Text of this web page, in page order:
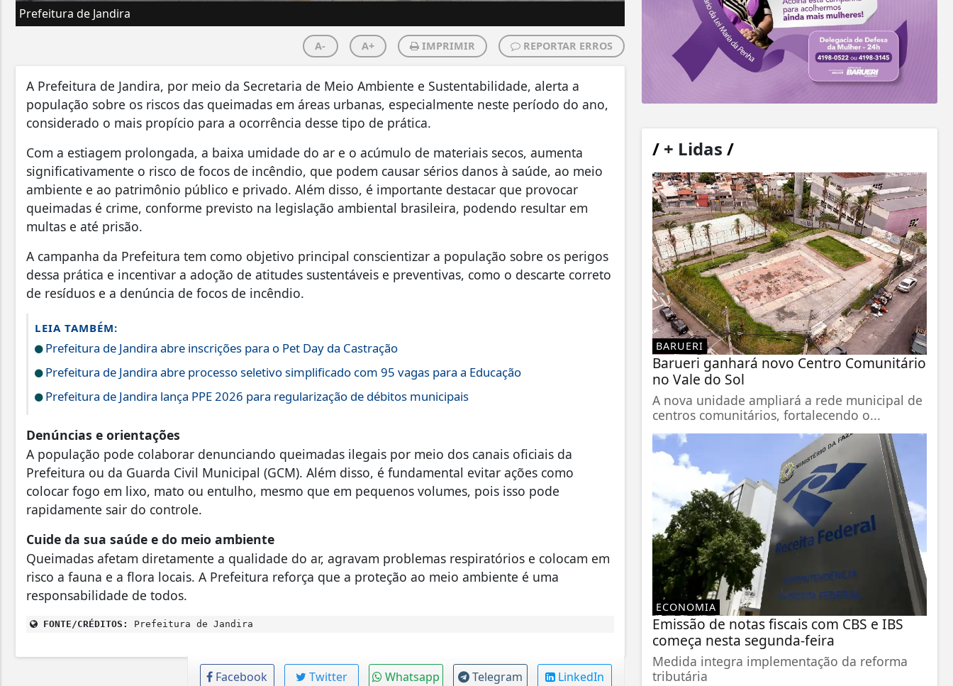
Prefeitura de Jandira
A- A+ IMPRIMIR REPORTAR ERROS
A Prefeitura de Jandira, por meio da Secretaria de Meio Ambiente e Sustentabilidade, alerta a
população sobre os riscos das queimadas em áreas urbanas, especialmente neste período do ano,
considerado o mais propício para a ocorrência desse tipo de prática.
Com a estiagem prolongada, a baixa umidade do ar e o acúmulo de materiais secos, aumenta
significativamente o risco de focos de incêndio, que podem causar sérios danos à saúde, ao meio
ambiente e ao patrimônio público e privado. Além disso, é importante destacar que provocar
queimadas é crime, conforme previsto na legislação ambiental brasileira, podendo resultar em
multas e até prisão.
A campanha da Prefeitura tem como objetivo principal conscientizar a população sobre os perigos
dessa prática e incentivar a adoção de atitudes sustentáveis e preventivas, como o descarte correto
de resíduos e a denúncia de focos de incêndio.
LEIA TAMBÉM:
Prefeitura de Jandira abre inscrições para o Pet Day da Castração
Prefeitura de Jandira abre processo seletivo simplificado com 95 vagas para a Educação
Prefeitura de Jandira lança PPE 2026 para regularização de débitos municipais
Denúncias e orientações
A população pode colaborar denunciando queimadas ilegais por meio dos canais oficiais da
Prefeitura ou da Guarda Civil Municipal (GCM). Além disso, é fundamental evitar ações como
colocar fogo em lixo, mato ou entulho, mesmo que em pequenos volumes, pois isso pode
rapidamente sair do controle.
Cuide da sua saúde e do meio ambiente
Queimadas afetam diretamente a qualidade do ar, agravam problemas respiratórios e colocam em
risco a fauna e a flora locais. A Prefeitura reforça que a proteção ao meio ambiente é uma
responsabilidade de todos.
FONTE/CRÉDITOS: Prefeitura de Jandira
Facebook Twitter Whatsapp Telegram LinkedIn
/+ Lidas /
BARUERI
Barueri ganhará novo Centro Comunitário
no Vale do Sol
A nova unidade ampliará a rede municipal de
centros comunitários, fortalecendo o...
ECONOMIA
Emissão de notas fiscais com CBS e IBS
começa nesta segunda-feira
Medida integra implementação da reforma
tributária